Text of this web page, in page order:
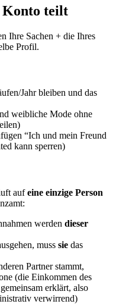
Konto teilt
Ihre Sachen + die Ihres
Profil.
Jahr bleiben und das
weibliche Mode ohne
“Ich und mein Freund
kann sperren)
aufeine einzige Person
werden dieser
muss sie das
Partner stammt,
(die Einkommen des
erklärt, also
verwirrend)